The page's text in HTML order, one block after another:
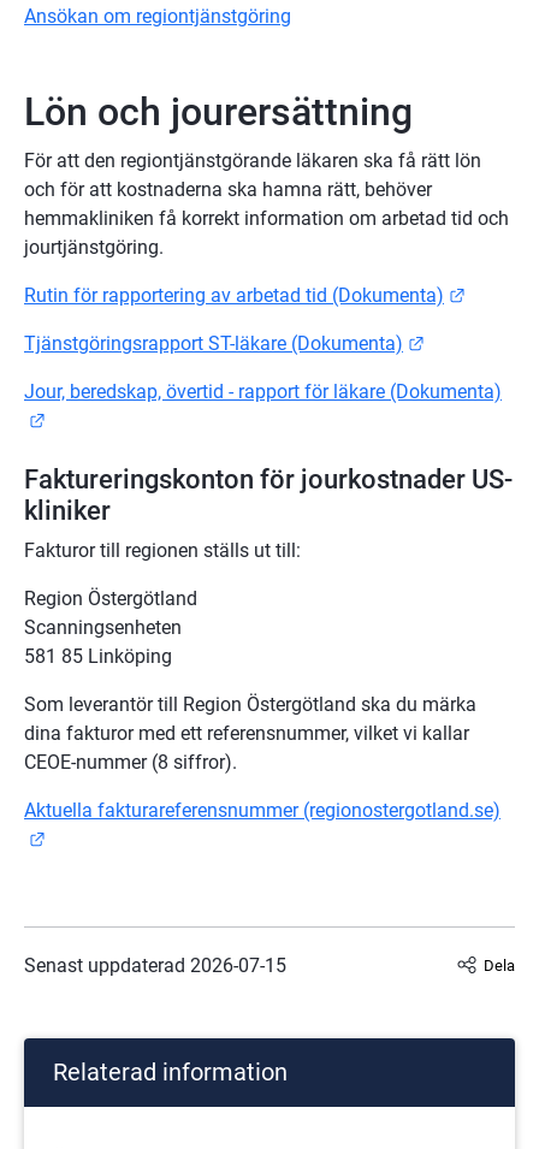
Ansökan om regiontjänstgöring
Lön och jourersättning
För att den regiontjänstgörande läkaren ska få rätt lön
och för att kostnaderna ska hamna rätt, behöver
hemmakliniken få korrekt information om arbetad tid och
jourtjänstgöring.
Rutin för rapportering av arbetad tid (Dokumenta)
Tjänstgöringsrapport ST-läkare (Dokumenta)
Jour, beredskap, övertid - rapport för läkare (Dokumenta)
Faktureringskonton för jourkostnader US-
kliniker
Fakturor till regionen ställs ut till:
Region Östergötland
Scanningsenheten
581 85 Linköping
Som leverantör till Region Östergötland ska du märka
dina fakturor med ett referensnummer, vilket vi kallar
CEOE-nummer (8 siffror).
Aktuella fakturareferensnummer (regionostergotland.se)
Senast uppdaterad 2026-07-15 Dela
Relaterad information